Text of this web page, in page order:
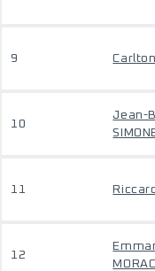
9 Carlton
10
Jean-
11
12